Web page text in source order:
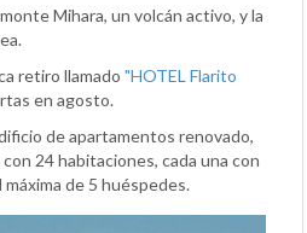
Mihara, un volcán activo, y la
retiro llamado "HOTEL Flarito
en agosto.
de apartamentos renovado,
24 habitaciones, cada una con
máxima de 5 huéspedes.